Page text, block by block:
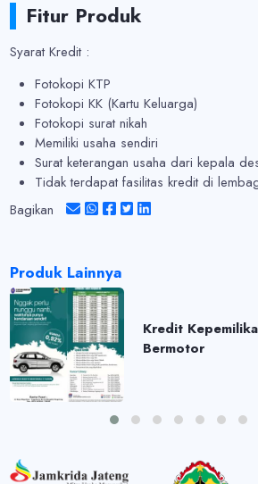
Fitur Produk
Syarat Kredit :
Fotokopi KTP
Fotokopi KK (Kartu Keluarga)
Fotokopi surat nikah
Memiliki usaha sendiri
Surat keterangan usaha dari kepala
Tidak terdapat fasilitas kredit di
Bagikan
Produk Lainnya
Kredit
Bermotor